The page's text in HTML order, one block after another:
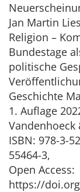
Jan Martin
Religion –
Bundestage
politische
Geschichte
1. Auflage
Vandenhoeck
ISBN: 978-3-
55464-3,
Open Access:
https://